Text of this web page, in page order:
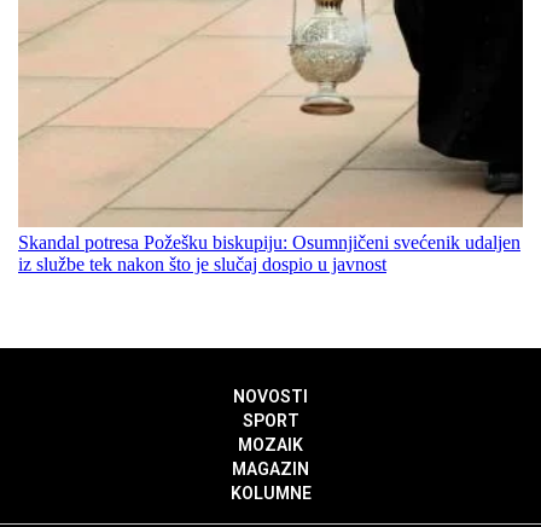
Skandal potresa Požešku biskupiju: Osumnjičeni svećenik udaljen
iz službe tek nakon što je slučaj dospio u javnost
NOVOSTI
SPORT
MOZAIK
MAGAZIN
KOLUMNE